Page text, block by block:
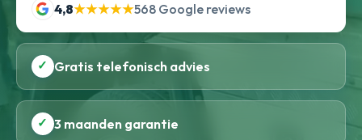
4,8★★★★★568 Google reviews
✓ Gratis telefonisch advies
✓ 3 maanden garantie